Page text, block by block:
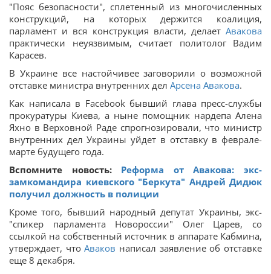
"Пояс безопасности", сплетенный из многочисленных
конструкций, на которых держится коалиция,
парламент и вся конструкция власти, делает Авакова
практически неуязвимым, считает политолог Вадим
Карасев.
В Украине все настойчивее заговорили о возможной
отставке министра внутренних дел Арсена Авакова.
Как написала в Facebook бывший глава пресс-службы
прокуратуры Киева, а ныне помощник нардепа Алена
Яхно в Верховной Раде спрогнозировали, что министр
внутренних дел Украины уйдет в отставку в феврале-
марте будущего года.
Вспомните новость: Реформа от Авакова: экс-
замкомандира киевского "Беркута" Андрей Дидюк
получил должность в полиции
Кроме того, бывший народный депутат Украины, экс-
"спикер парламента Новороссии" Олег Царев, со
ссылкой на собственный источник в аппарате Кабмина,
утверждает, чтоАваков написал заявление об отставке
еще 8 декабря.